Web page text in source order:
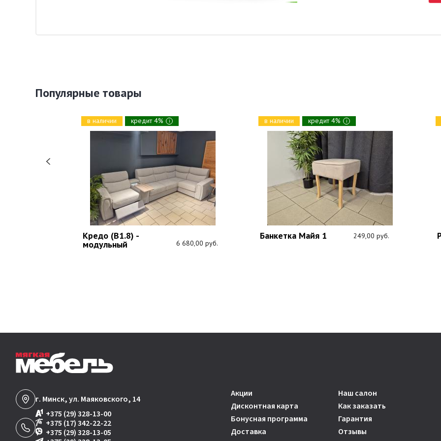
Популярные товары
в наличии кредит 4% i
Кредо (В1.8) -
модульный 6 680,00 руб.
в наличии кредит 4% i
Банкетка Майя 1 249,00 руб.
г. Минск, ул. Маяковского, 14
+375 (29) 328-13-00
+375 (17) 342-22-22
+375 (29) 328-13-05
Акции
Наш салон
Дисконтная карта
Как заказать
Бонусная программа
Гарантия
Доставка
Отзывы